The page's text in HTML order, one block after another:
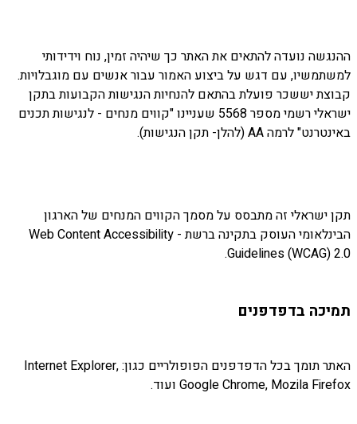
ההנגשה נועדה להתאים את האתר כך שיהיה זמין, נוח וידידותי
למשתמשיו, עם דגש על ביצוע האמור עבור אנשים עם מוגבלויות.
קבוצת יששכר פועלת בהתאם להנחיות הנגישות הקבועות בתקן
ישראלי רשמי מספר 5568 שעניינו "קווים מנחים - לנגישות תכנים
באינטרנט" לרמה AA (להלן- תקן הנגישות).
תקן ישראלי זה מתבסס על מסמך הקווים המנחים של הארגון
הבינלאומי העוסק בתקינה ברשת - Web Content Accessibility
Guidelines (WCAG) 2.0.
תמיכה בדפדפנים
האתר תומך בכל הדפדפנים הפופולריים כגון: Internet Explorer,
Google Chrome, Mozila Firefox ועוד.